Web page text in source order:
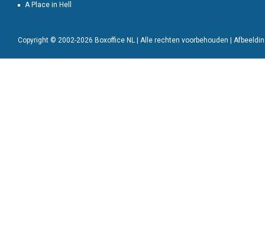
A Place in Hell
Copyright © 2002-2026 Boxoffice NL | Alle rechten voorbehouden |